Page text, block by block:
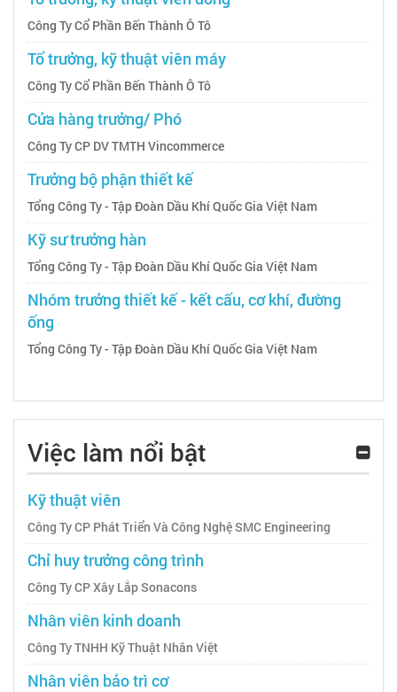
Công Ty Cổ Phần Bến Thành Ô Tô
Tổ trưởng, kỹ thuật viên máy
Công Ty Cổ Phần Bến Thành Ô Tô
Cửa hàng trưởng/ Phó
Công Ty CP DV TMTH Vincommerce
Trưởng bộ phận thiết kế
Tổng Công Ty - Tập Đoàn Dầu Khí Quốc Gia Việt Nam
Kỹ sư trưởng hàn
Tổng Công Ty - Tập Đoàn Dầu Khí Quốc Gia Việt Nam
Nhóm trưởng thiết kế - kết cấu, cơ khí, đường
ống
Tổng Công Ty - Tập Đoàn Dầu Khí Quốc Gia Việt Nam
Việc làm nổi bật
Kỹ thuật viên
Công Ty CP Phát Triển Và Công Nghệ SMC Engineering
Chỉ huy trưởng công trình
Công Ty CP Xây Lắp Sonacons
Nhân viên kinh doanh
Công Ty TNHH Kỹ Thuật Nhân Việt
Nhân viên bảo trì cơ